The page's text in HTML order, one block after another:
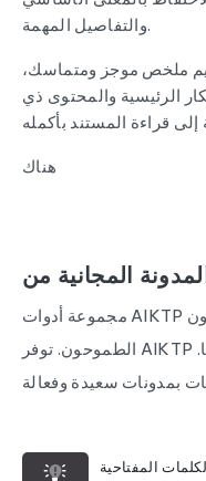
والتفاصيل المهمة.
ملخص موجز ومتماسك،
الرئيسية والمحتوى ذي
هناك
مجموعة أدوات AIKTP مصممة خصيصًا لك، أيها المدونون
الطموحون. توفر AIKTP جميع هذه الأدوات مجانًا تمامًا.
المفتاحية